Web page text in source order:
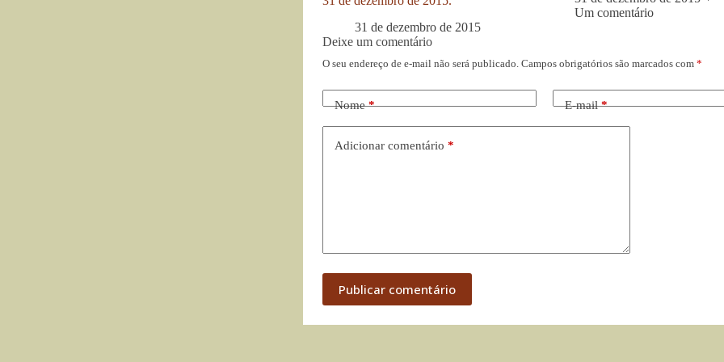
31 de dezembro de 2015
Um comentário
Deixe um comentário
O seu endereço de e-mail não será publicado. Campos obrigatórios são marcados com *
Nome* E-mail*
Adicionar comentário *
Publicar comentário